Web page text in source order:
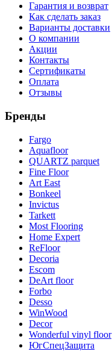
Гарантия и возврат
Как сделать заказ
Варианты доставки
О компании
Акции
Контакты
Сертификаты
Оплата
Отзывы
Бренды
Fargo
Aquafloor
QUARTZ parquet
Fine Floor
Art East
Bonkeel
Invictus
Tarkett
Most Flooring
Home Expert
ReFloor
Decoria
Escom
DeArt floor
Forbo
Desso
WinWood
Decor
Wonderful vinyl floor
ЮгСпецЗащита